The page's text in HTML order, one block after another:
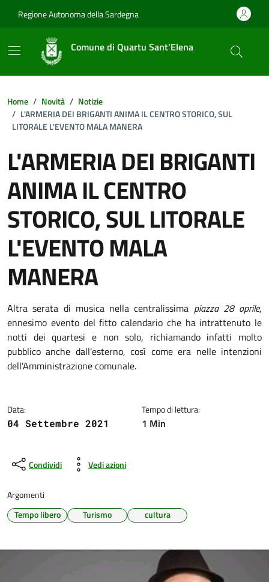
Regione Autonoma della Sardegna
Comune di Quartu Sant'Elena
Home Novità
Notizie
L'ARMERIA DEI BRIGANTI ANIMA IL CENTRO STORICO, SUL
LITORALE L'EVENTO MALA MANERA
L'ARMERIA DEI BRIGANTI
ANIMA IL CENTRO
STORICO, SUL LITORALE
L'EVENTO MALA
MANERA
Dettagli della notizia
Altra serata di musica nella centralissima piazza 28 aprile,
ennesimo evento del fitto calendario che ha intrattenuto le
notti dei quartesi e non solo, richiamando infatti molto
pubblico anche dall'esterno, così come era nelle intenzioni
dell'Amministrazione comunale.
Data:
04 Settembre 2021
Tempo di lettura:
1 Min
Condividi Vedi azioni
Argomenti
Tempo libero
Turismo cultura